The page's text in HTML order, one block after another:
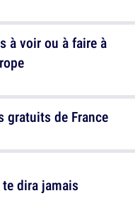
à voir ou à faire à
dira jamais
gratuits de France